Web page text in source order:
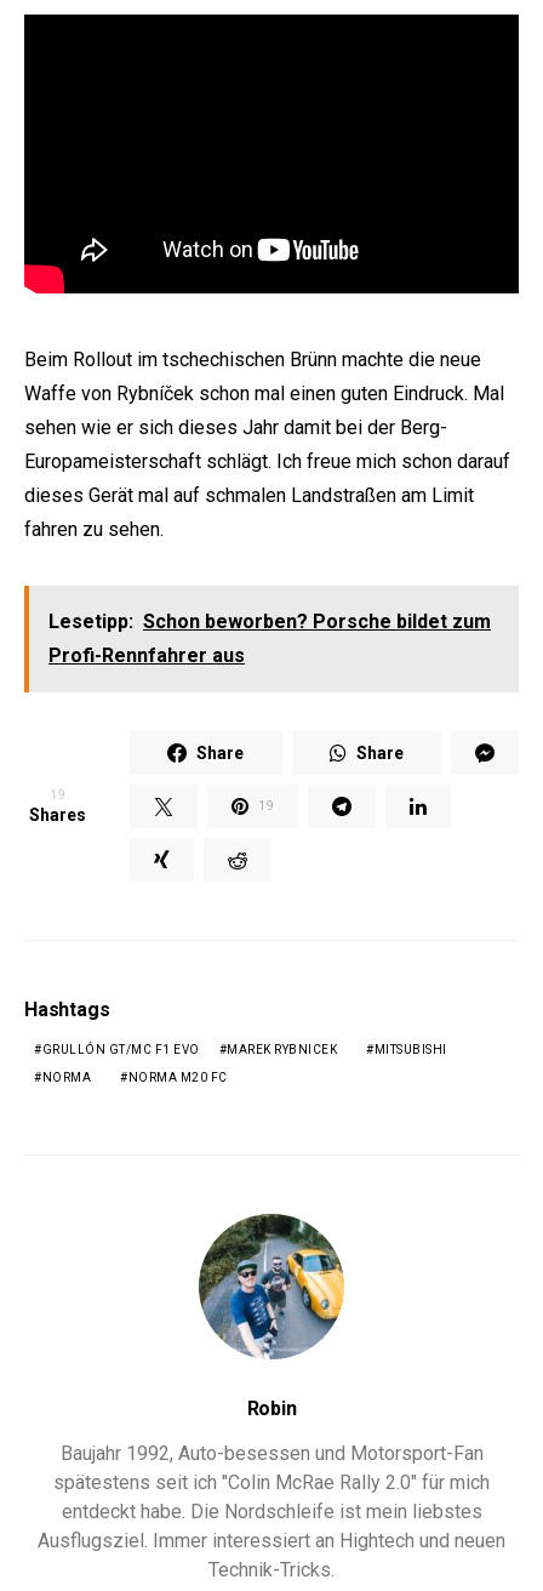
Beim Rollout im tschechischen Brünn machte die neue
Waffe von Rybníček schon mal einen guten Eindruck. Mal
sehen wie er sich dieses Jahr damit bei der Berg-
Europameisterschaft schlägt. Ich freue mich schon darauf
dieses Gerät mal auf schmalen Landstraßen am Limit
fahren zu sehen.
Lesetipp: Schon beworben? Porsche bildet zum
Profi-Rennfahrer aus
19
Shares
Share Share
19
Hashtags
GRULLÓN GT/MC F1 EVO MAREK RYBNICEK MITSUBISHI
NORMA NORMA M20 FC
Robin
Baujahr 1992, Auto-besessen und Motorsport-Fan
spätestens seit ich "Colin McRae Rally 2.0" für mich
entdeckt habe. Die Nordschleife ist mein liebstes
Ausflugsziel. Immer interessiert an Hightech und neuen
Technik-Tricks.